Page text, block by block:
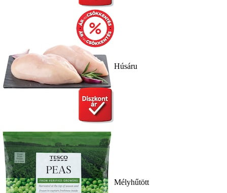
Húsáru
Mélyhűtött